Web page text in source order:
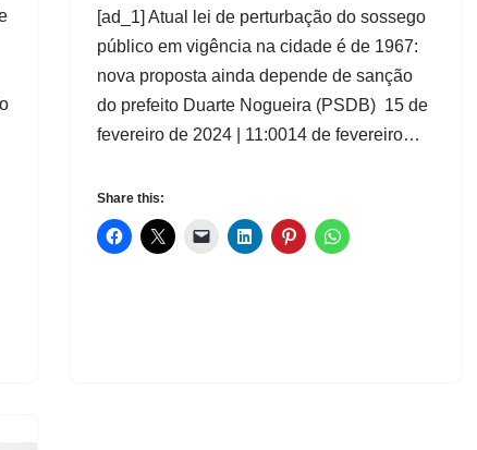
[ad_1] Atual lei de perturbação do sossego
público em vigência na cidade é de 1967:
nova proposta ainda depende de sanção
do prefeito Duarte Nogueira (PSDB) 15 de
fevereiro de 2024 | 11:0014 de fevereiro…
Share this: